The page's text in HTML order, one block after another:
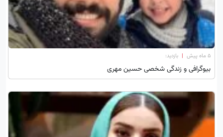
۵ ماه پیش | بازدید:
بیوگرافی و زندگی شخصی حسین مهری